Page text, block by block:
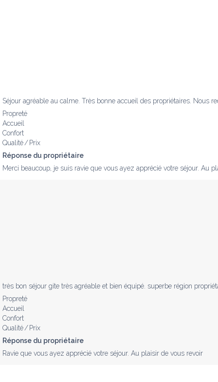
Séjour agréable au calme. Très bonne accueil des propriétaires. Nous
Propreté
Accueil
Confort
Qualité / Prix
Réponse du propriétaire
Merci beaucoup, je suis ravie que vous ayez apprécié votre séjour. Au
très bon séjour gite très agréable et bien équipé. superbe région
Propreté
Accueil
Confort
Qualité / Prix
Réponse du propriétaire
Ravie que vous ayez apprécié votre séjour. Au plaisir de vous revoir